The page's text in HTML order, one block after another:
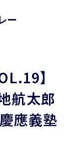
ー
】
航太郎
應義塾